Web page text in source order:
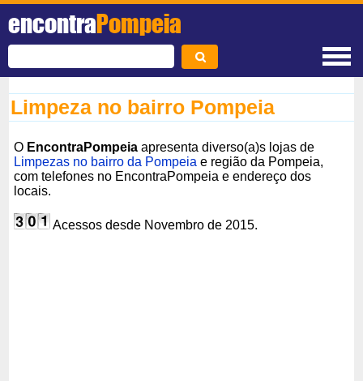
encontraPompeia
Limpeza no bairro Pompeia
O EncontraPompeia apresenta diverso(a)s lojas de
Limpezas no bairro da Pompeia e região da Pompeia,
com telefones no EncontraPompeia e endereço dos
locais.
Acessos desde Novembro de 2015.